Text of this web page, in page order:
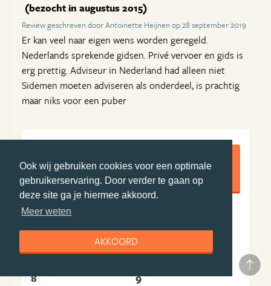
Ook wij gebruiken cookies voor een optimale
gebruikerservaring. Door verder te gaan op
deze site ga je hiermee akkoord.
Meer weten
AKKOORD
(bezocht in augustus 2015)
Review geschreven door Antoinette Heijnen op 28 september 2019
Er kan veel naar eigen wens worden geregeld.
Nederlands sprekende gidsen. Privé vervoer en gids is
erg prettig. Adviseur in Nederland had alleen niet
Sidemen moeten adviseren als onderdeel, is prachtig
maar niks voor een puber
8,5
9
Algemene ervaring Boekingsproces
9 8
8 9